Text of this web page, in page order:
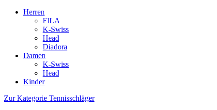
Herren
FILA
K-Swiss
Head
Diadora
Damen
K-Swiss
Head
Kinder
Zur Kategorie Tennisschläger